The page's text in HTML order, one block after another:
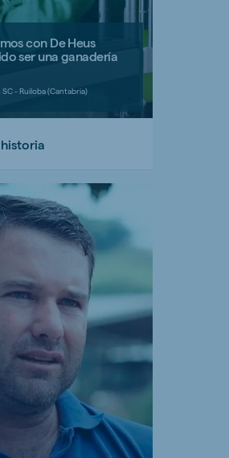
con De Heus
ser una ganadería
- Ruiloba (Cantabria)